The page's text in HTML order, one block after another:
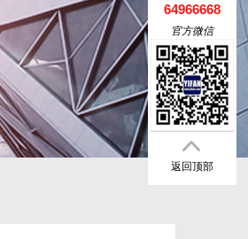
64966668
官方微信
返回顶部